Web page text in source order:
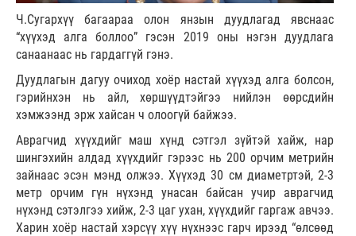
Ч.Сугархүү багаараа олон янзын дуудлагад явснаас
“хүүхэд алга боллоо” гэсэн 2019 оны нэгэн дуудлага
санаанаас нь гардаггүй гэнэ.
Дуудлагын дагуу очиход хоёр настай хүүхэд алга болсон,
гэрийнхэн нь айл, хөршүүдтэйгээ нийлэн өөрсдийн
хэмжээнд эрж хайсан ч олоогүй байжээ.
Аврагчид хүүхдийг маш хүнд сэтгэл зүйтэй хайж, нар
шингэхийн алдад хүүхдийг гэрээс нь 200 орчим метрийн
зайнаас эсэн мэнд олжээ. Хүүхэд 30 см диаметртэй, 2-3
метр орчим гүн нүхэнд унасан байсан учир аврагчид
нүхэнд сэтэлгээ хийж, 2-3 цаг ухан, хүүхдийг гаргаж авчээ.
Харин хоёр настай хэрсүү хүү нүхнээс гарч ирээд “өлсөөд